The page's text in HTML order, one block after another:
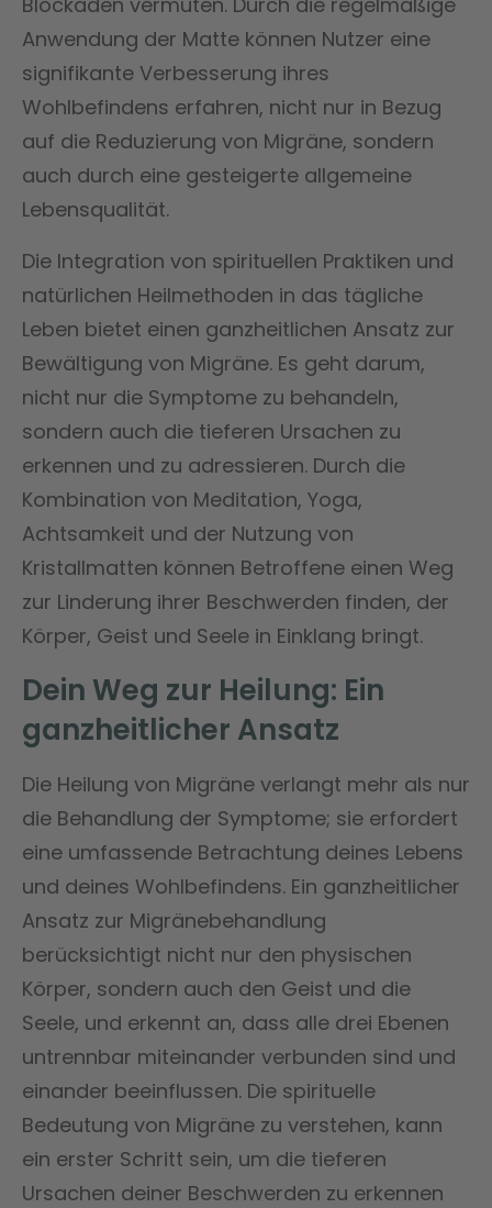
Anwendung der Matte können Nutzer eine
signifikante Verbesserung ihres
Wohlbefindens erfahren, nicht nur in Bezug
auf die Reduzierung von Migräne, sondern
auch durch eine gesteigerte allgemeine
Lebensqualität.
Die Integration von spirituellen Praktiken und
natürlichen Heilmethoden in das tägliche
Leben bietet einen ganzheitlichen Ansatz zur
Bewältigung von Migräne. Es geht darum,
nicht nur die Symptome zu behandeln,
sondern auch die tieferen Ursachen zu
erkennen und zu adressieren. Durch die
Kombination von Meditation, Yoga,
Achtsamkeit und der Nutzung von
Kristallmatten können Betroffene einen Weg
zur Linderung ihrer Beschwerden finden, der
Körper, Geist und Seele in Einklang bringt.
Dein Weg zur Heilung: Ein
ganzheitlicher Ansatz
Die Heilung von Migräne verlangt mehr als nur
die Behandlung der Symptome; sie erfordert
eine umfassende Betrachtung deines Lebens
und deines Wohlbefindens. Ein ganzheitlicher
Ansatz zur Migränebehandlung
berücksichtigt nicht nur den physischen
Körper, sondern auch den Geist und die
Seele, und erkennt an, dass alle drei Ebenen
untrennbar miteinander verbunden sind und
einander beeinflussen. Die spirituelle
Bedeutung von Migräne zu verstehen, kann
ein erster Schritt sein, um die tieferen
Ursachen deiner Beschwerden zu erkennen